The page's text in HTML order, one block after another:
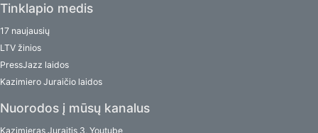
Tinklapio medis
17 naujausių
LTV žinios
PressJazz laidos
Kazimiero Juraičio laidos
Nuorodos į mūsų kanalus
Kazimieras Juraitis 3, Youtube